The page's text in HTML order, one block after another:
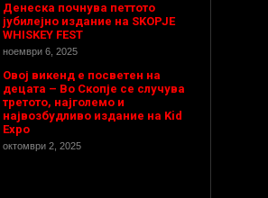
Денеска почнува петтото
јубилејно издание на SKOPJE
WHISKEY FEST
ноември 6, 2025
Овој викенд е посветен на
децата – Во Скопје се случува
третото, најголемо и
највозбудливо издание на Kid
Expo
октомври 2, 2025